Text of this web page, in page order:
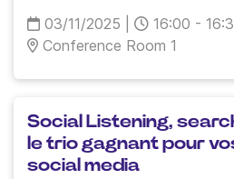
03/11/2025 16:00 -
Conference Room 1
Social Listening,
le trio gagnant pour
social media